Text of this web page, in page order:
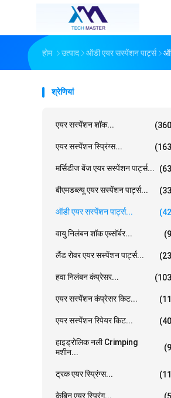
होम उत्पाद ऑडी एयर सस्पेंशन पार्ट्स
श्रेणियां
एयर सस्पेंशन शॉक...
एयर सस्पेंशन स्प्रिंग्स...
मर्सिडीज बेंज एयर सस्पेंशन पार्ट्स...
बीएमडब्ल्यू एयर सस्पेंशन पार्ट्स...
ऑडी एयर सस्पेंशन पार्ट्स...
वायु निलंबन शॉक एब्सॉर्बर...
लैंड रोवर एयर सस्पेंशन पार्ट्स...
हवा निलंबन कंप्रेसर...
एयर सस्पेंशन कंप्रेसर किट...
एयर सस्पेंशन रिपेयर किट...
हाइड्रोलिक नली Crimping
मशीन...
ट्रक एयर स्प्रिंग्स...
केबिन एयर स्प्रिंग...